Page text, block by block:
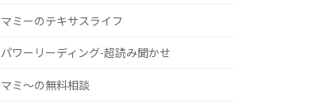
マミーのテキサスライフ
パワーリーディング-超読み聞かせ
マミ〜の無料相談